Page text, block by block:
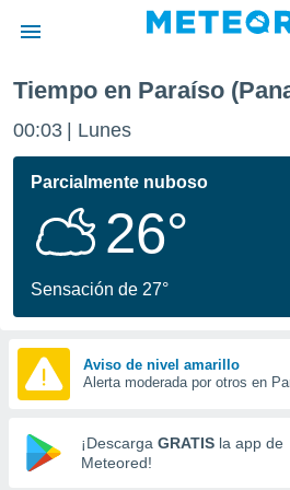
de
ha
que se
calidad.
a este
las
y
forma
digital
basada
Tiempo en Paraíso
00:03 Lunes
Parcialmente nuboso
26°
Sensación de 27°
Aviso de nivel amarillo
Alerta moderada por otros en
¡Descarga GRATIS la app de
Meteored!